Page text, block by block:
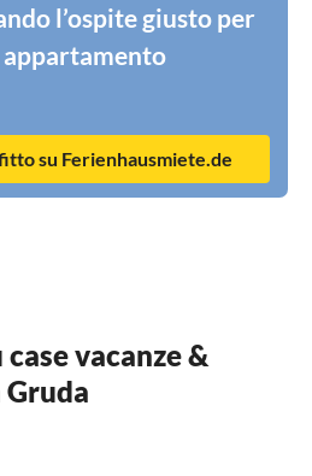
l’ospite giusto per
su Ferienhausmiete.de
vacanze &